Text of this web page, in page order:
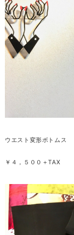
ウエスト変形ボトムス
￥４，５００＋TAX